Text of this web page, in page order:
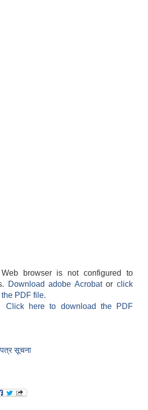
browser is not configured to
Download adobe Acrobatorclick
PDF file.
Click here to download the PDF
सूचना